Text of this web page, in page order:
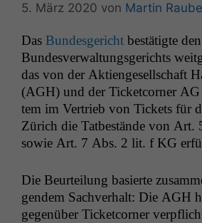
5. März 2020 von Martin
Das Bun­des­gericht bestätigte
Bun­desver­wal­tungs­gerichts
das von der Aktienge­sellschaft
(AGH) und der Tick­et­corner AG
tem im Ver­trieb von Tick­ets für
Zürich die Tatbestände von Art.
sowie Art. 7 Abs. 2 lit. fKG
Die Beurteilung basierte
gen­dem Sachver­halt: Die AGH
gegenüber Tick­et­corner